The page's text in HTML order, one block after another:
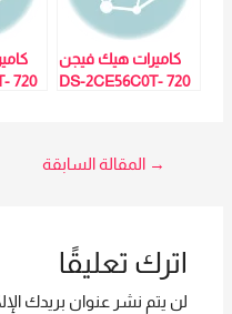
كاميرات هيك فيجن
720 DS-2CE56C0T-
تصفّح
→ المقالة السابقة
اترك تعليقًا
لن يتم نشر عنوان بريدك